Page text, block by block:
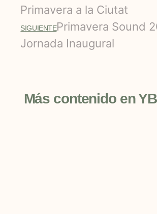
Primavera a la Ciutat
SIGUIENTEPrimavera Sound
Jornada Inaugural
Más contenido en YB